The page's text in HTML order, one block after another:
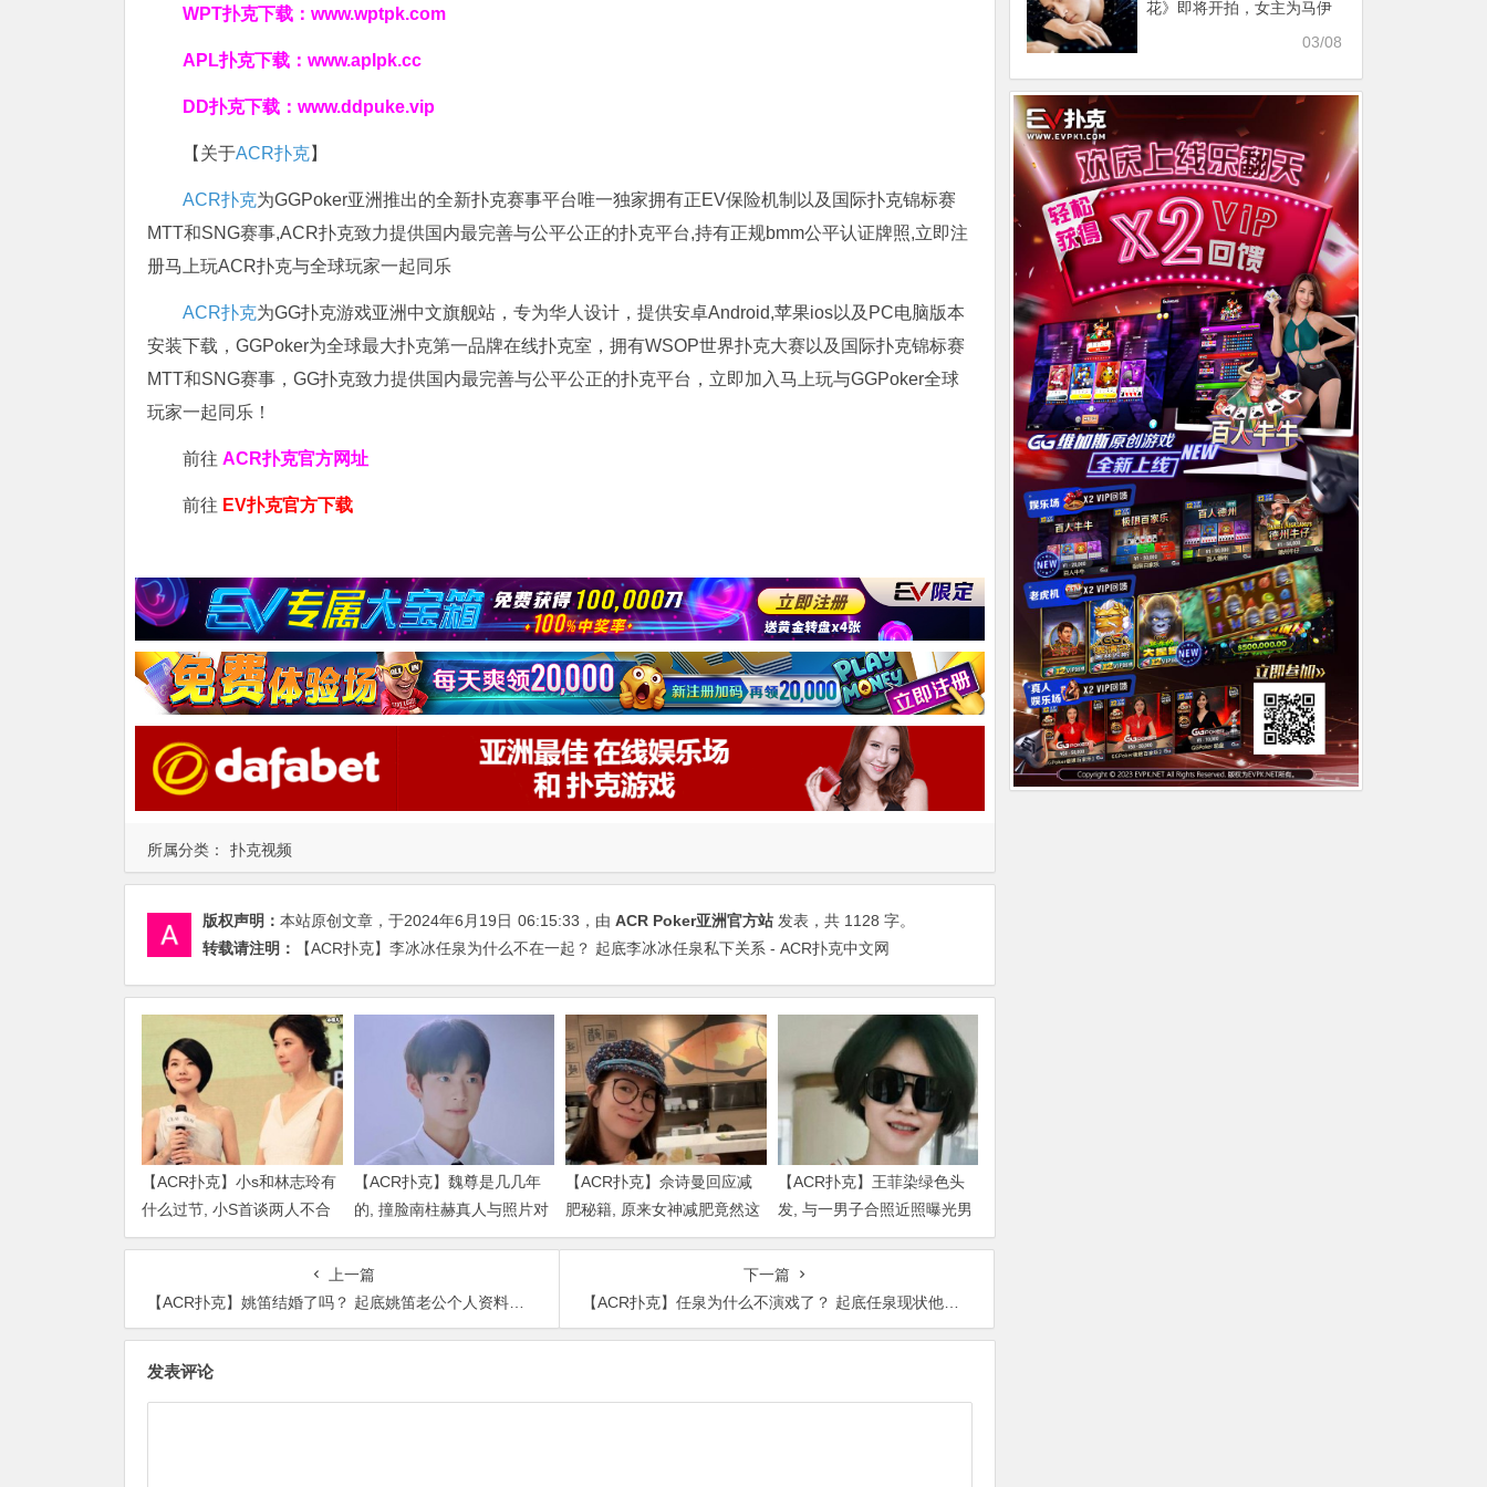
所属分类： 扑克视频
WPT扑克下载： www.wptpk.com
APL扑克下载： www.aplpk.cc
DD扑克下载： www.ddpuke.vip
【关于ACR扑克】
ACR扑克为GGPoker亚洲推出的全新扑克赛事平台唯一独家拥有正EV保险机制以及国际扑克锦标赛
MTT和SNG赛事,ACR扑克致力提供国内最完善与公平公正的扑克平台,持有正规bmm公平认证牌照,立即注
册马上玩ACR扑克与全球玩家一起同乐
ACR扑克为GG扑克游戏亚洲中文旗舰站，专为华人设计，提供安卓Android,苹果ios以及PC电脑版本
安装下载，GGPoker为全球最大扑克第一品牌在线扑克室，拥有WSOP世界扑克大赛以及国际扑克锦标赛
MTT和SNG赛事，GG扑克致力提供国内最完善与公平公正的扑克平台，立即加入马上玩与GGPoker全球
玩家一起同乐！
前往 ACR扑克官方网址
前往 EV扑克官方下载
版权声明： 本站原创文章，于2024年6月19日 06:15:33 ，由 ACR Poker亚洲官方站 发表，共 1128 字。
转载请注明：
【ACR扑克】李冰冰任泉为什么不在一起？ 起底李冰冰任泉私下关系 - ACR扑克中文网
【ACR扑克】小s和林志玲有
什么过节, 小S首谈两人不合
传闻说了什么
【ACR扑克】魏尊是几几年
的, 撞脸南柱赫真人与照片对
比颜值被质疑
【ACR扑克】佘诗曼回应减
肥秘籍, 原来女神减肥竟然这
么简单
【ACR扑克】王菲染绿色头
发, 与一男子合照近照曝光男
子身份被扒出
上一篇
【ACR扑克】姚笛结婚了吗？ 起底姚笛老公个人资料她真的已婚了吗
下一篇
【ACR扑克】任泉为什么不演戏了？ 起底任泉现状他为什么在娱乐圈消失了
发表评论
花》即将开拍，女主为马伊
03/08